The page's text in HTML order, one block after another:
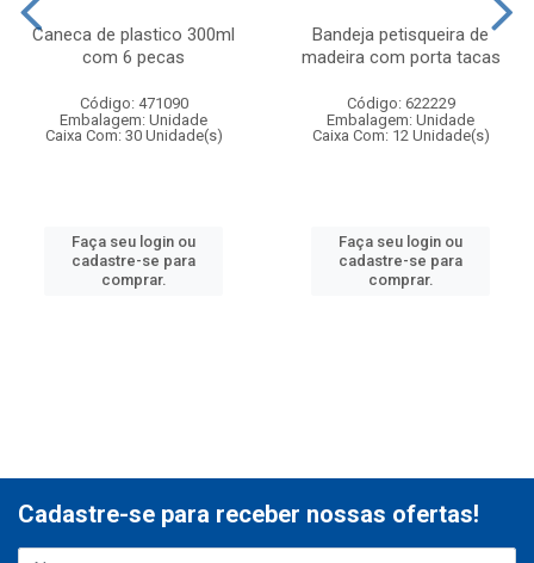
Caneca de plastico 300ml
com 6 pecas
Código: 471090
Embalagem: Unidade
Caixa Com: 30 Unidade(s)
Faça seu login ou
cadastre-se para
comprar.
Bandeja petisqueira de
madeira com porta tacas
Código: 622229
Embalagem: Unidade
Caixa Com: 12 Unidade(s)
Faça seu login ou
cadastre-se para
comprar.
Cadastre-se para receber nossas ofertas!